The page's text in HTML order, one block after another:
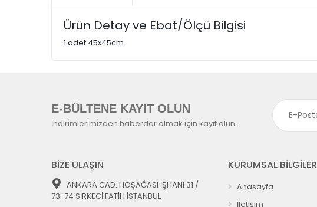
Ürün Detay ve Ebat/Ölçü Bilgisi
1 adet 45x45cm
E-BÜLTENE KAYIT OLUN
İndirimlerimizden haberdar olmak için kayıt olun.
BİZE ULAŞIN
ANKARA CAD. HOŞAĞASI İŞHANI 31 /
73-74 SİRKECİ FATİH İSTANBUL
KURUMSAL BİLGİLER
Anasayfa
İletişim